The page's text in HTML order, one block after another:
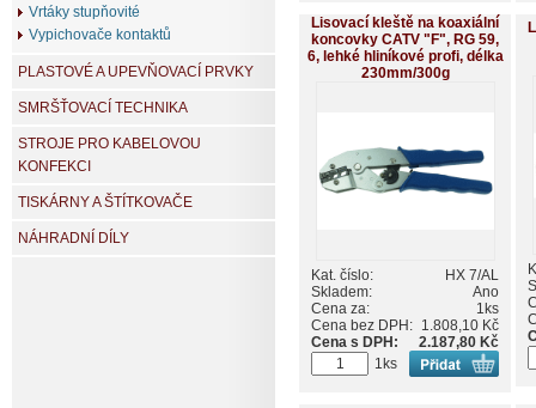
Lisovací kleště na koaxiální
koncovky CATV "F", RG 59,
6, lehké hliníkové profi, délka
230mm/300g
Kat. číslo:
HX 7/AL
Skladem:
Ano
Cena za:
1ks
Cena bez DPH: 1.808,10 Kč
Cena s DPH:
2.187,80 Kč
1ks
Vrtáky stupňovité
Vypichovače kontaktů
PLASTOVÉ A UPEVŇOVACÍ PRVKY
SMRŠŤOVACÍ TECHNIKA
STROJE PRO KABELOVOU
KONFEKCI
TISKÁRNY A ŠTÍTKOVAČE
NÁHRADNÍ DÍLY